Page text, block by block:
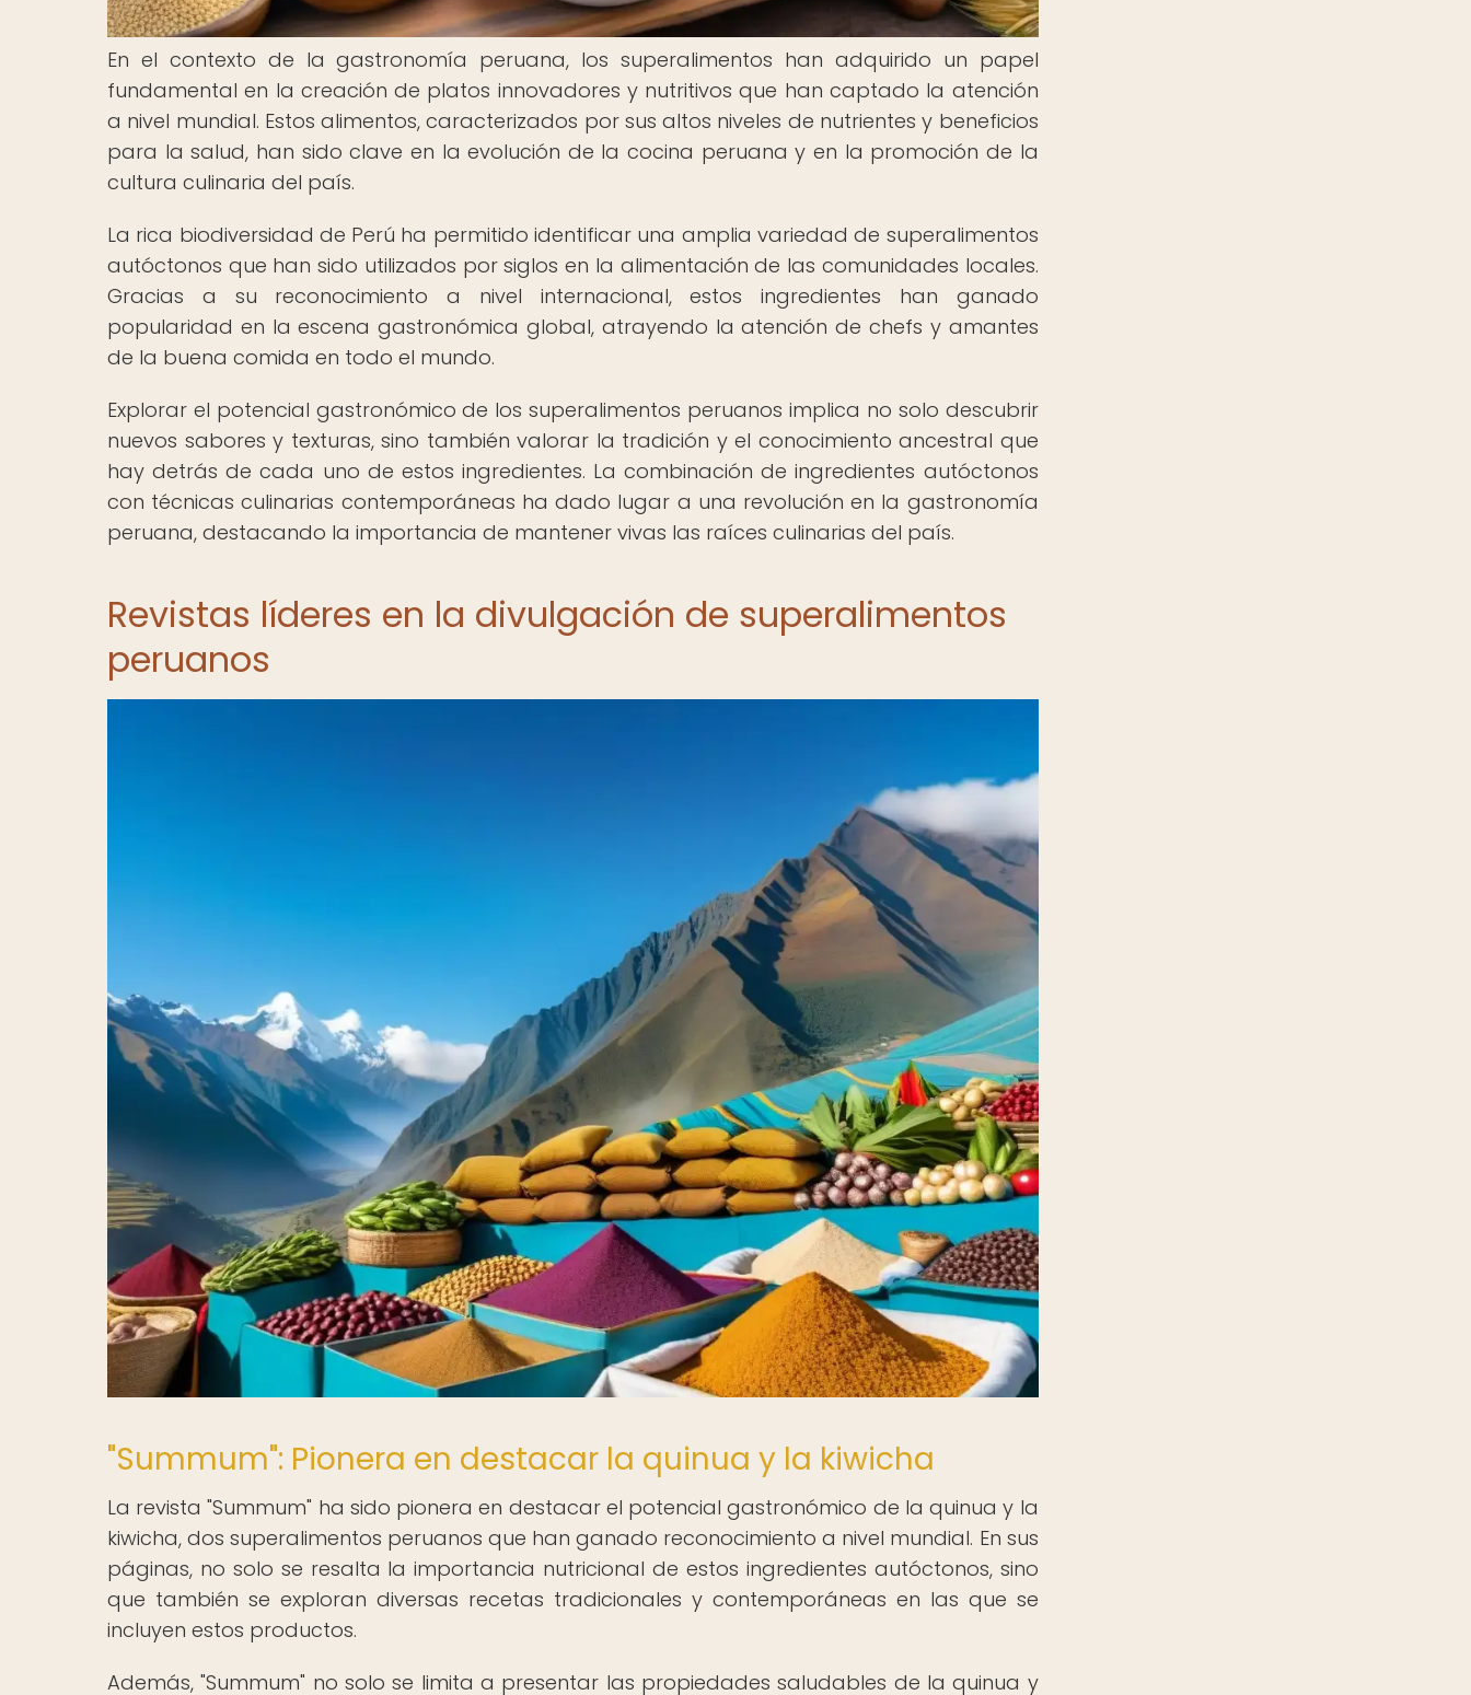
En el contexto de la gastronomía peruana, los superalimentos han adquirido un papel
fundamental en la creación de platos innovadores y nutritivos que han captado la atención
a nivel mundial. Estos alimentos, caracterizados por sus altos niveles de nutrientes y beneficios
para la salud, han sido clave en la evolución de la cocina peruana y en la promoción de la
cultura culinaria del país.
La rica biodiversidad de Perú ha permitido identificar una amplia variedad de superalimentos
autóctonos que han sido utilizados por siglos en la alimentación de las comunidades locales.
Gracias a su reconocimiento a nivel internacional, estos ingredientes han ganado
popularidad en la escena gastronómica global, atrayendo la atención de chefs y amantes
de la buena comida en todo el mundo.
Explorar el potencial gastronómico de los superalimentos peruanos implica no solo descubrir
nuevos sabores y texturas, sino también valorar la tradición y el conocimiento ancestral que
hay detrás de cada uno de estos ingredientes. La combinación de ingredientes autóctonos
con técnicas culinarias contemporáneas ha dado lugar a una revolución en la gastronomía
peruana, destacando la importancia de mantener vivas las raíces culinarias del país.
Revistas líderes en la divulgación de superalimentos
peruanos
"Summum": Pionera en destacar la quinua y la kiwicha
La revista "Summum" ha sido pionera en destacar el potencial gastronómico de la quinua y la
kiwicha, dos superalimentos peruanos que han ganado reconocimiento a nivel mundial. En sus
páginas, no solo se resalta la importancia nutricional de estos ingredientes autóctonos, sino
que también se exploran diversas recetas tradicionales y contemporáneas en las que se
incluyen estos productos.
Además, "Summum" no solo se limita a presentar las propiedades saludables de la quinua y